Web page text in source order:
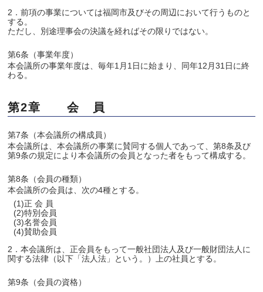
2．前項の事業については福岡市及びその周辺において行うものと
する。
ただし、別途理事会の決議を経ればその限りではない。
第6条（事業年度）
本会議所の事業年度は、毎年1月1日に始まり、同年12月31日に終
わる。
第2章 会 員
第7条（本会議所の構成員）
本会議所は、本会議所の事業に賛同する個人であって、第8条及び
第9条の規定により本会議所の会員となった者をもって構成する。
第8条（会員の種類）
本会議所の会員は、次の4種とする。
(1)正 会 員
(2)特別会員
(3)名誉会員
(4)賛助会員
2．本会議所は、正会員をもって一般社団法人及び一般財団法人に
関する法律（以下「法人法」という。）上の社員とする。
第9条（会員の資格）